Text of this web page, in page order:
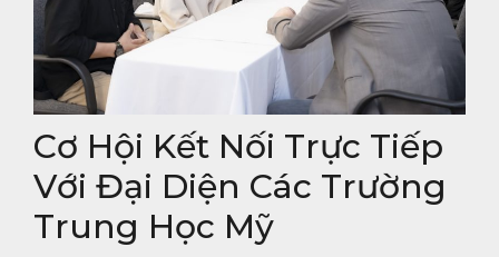
Cơ Hội Kết Nối Trực Tiếp
Với Đại Diện Các Trường
Trung Học Mỹ